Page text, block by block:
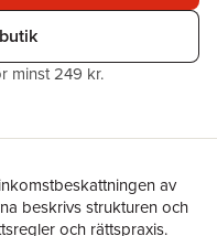
minst 249 kr.
av
beskrivs strukturen och
och rättspraxis.